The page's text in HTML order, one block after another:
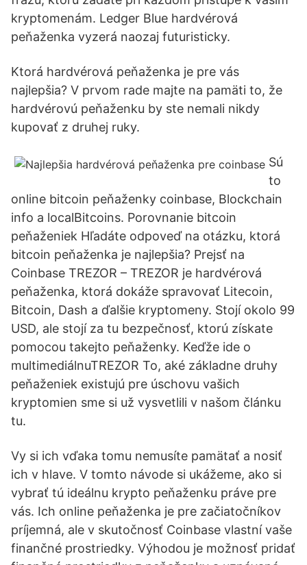
kryptomenám. Ledger Blue hardvérová
peňaženka vyzerá naozaj futuristicky.
Ktorá hardvérová peňaženka je pre vás
najlepšia? V prvom rade majte na pamäti to, že
hardvérovú peňaženku by ste nemali nikdy
kupovať z druhej ruky.
Sú
to
online bitcoin peňaženky coinbase, Blockchain
info a localBitcoins. Porovnanie bitcoin
peňaženiek Hľadáte odpoveď na otázku, ktorá
bitcoin peňaženka je najlepšia? Prejsť na
Coinbase TREZOR – TREZOR je hardvérová
peňaženka, ktorá dokáže spravovať Litecoin,
Bitcoin, Dash a ďalšie kryptomeny. Stojí okolo 99
USD, ale stojí za tu bezpečnosť, ktorú získate
pomocou takejto peňaženky. Keďže ide o
multimediálnuTREZOR To, aké základne druhy
peňaženiek existujú pre úschovu vašich
kryptomien sme si už vysvetlili v našom článku
tu.
Vy si ich vďaka tomu nemusíte pamätať a nosiť
ich v hlave. V tomto návode si ukážeme, ako si
vybrať tú ideálnu krypto peňaženku práve pre
vás. Ich online peňaženka je pre začiatočníkov
príjemná, ale v skutočnosť Coinbase vlastní vaše
finančné prostriedky. Výhodou je možnosť pridať